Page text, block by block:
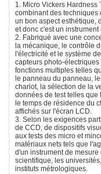
1. Micro Vickers Hardness
combinant des
un bon aspect esthétique,
et donc c'est un
2. Fabriqué avec une
la mécanique, le contrôle
l'électricité et le système
capteurs photo-
fonctions multiples telles
le panneau du panneau,
chariot, la sélection de la
données de test telles
le temps de résidence du
affichés sur l'écran LCD.
3. Selon les exigences
de CCD, de dispositifs
aux tests des micro et
matériaux nets tels que
d'un instrument de
scientifique, les
instituts métrologiques.